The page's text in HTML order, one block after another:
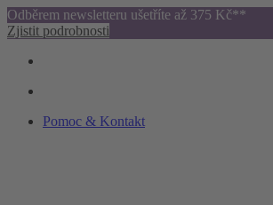
Odběrem newsletteru ušetříte až 375 Kč**
Zjistit podrobnosti
Pomoc & Kontakt